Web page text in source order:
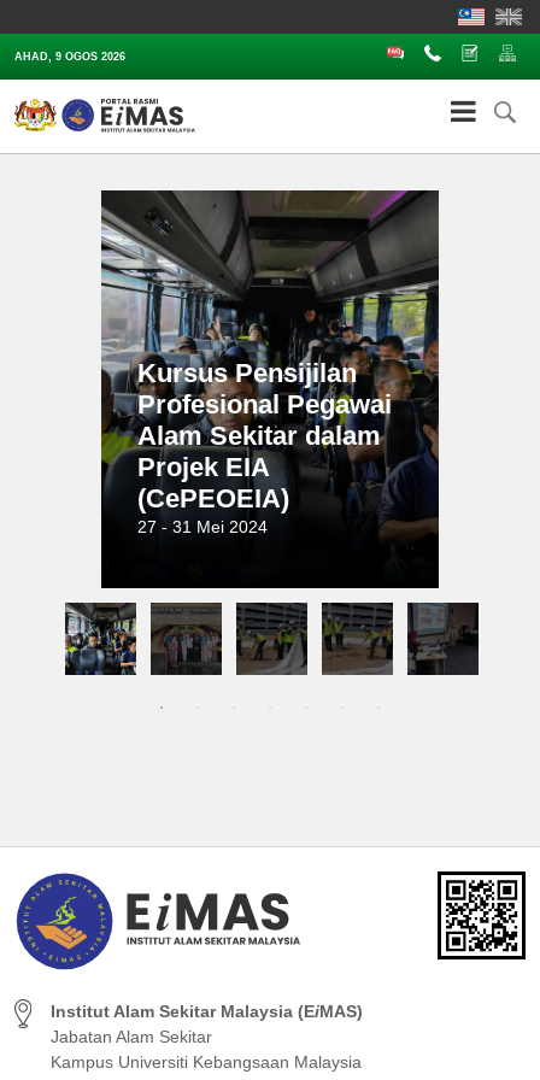
AHAD, 9 OGOS 2026 Soalan LazimHubungi Aduan
Kursus Pensijilan
Profesional Pegawai
Alam Sekitar dalam
Projek EIA
(CePEOEIA)
27 - 31 Mei 2024
Institut Alam Sekitar Malaysia (EiMAS)
Jabatan Alam Sekitar
Kampus Universiti Kebangsaan Malaysia